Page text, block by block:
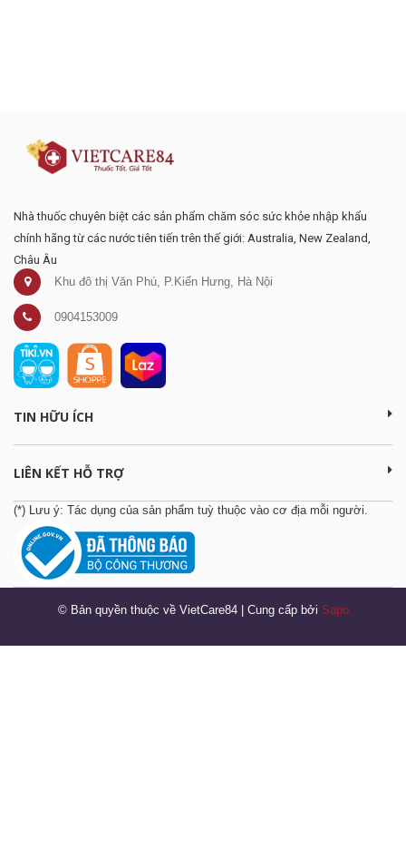
Nhà thuốc chuyên biệt các sản phẩm chăm sóc sức khỏe nhập khẩu
chính hãng từ các nước tiên tiến trên thế giới: Australia, New Zealand,
Châu Âu
Khu đô thị Văn Phú, P.Kiến Hưng, Hà Nội
0904153009
TIN HỮU ÍCH
LIÊN KẾT HỖ TRỢ
(*) Lưu ý: Tác dụng của sản phẩm tuỳ thuộc vào cơ địa mỗi người.
© Bản quyền thuộc về VietCare84 Cung cấp bởi Sapo